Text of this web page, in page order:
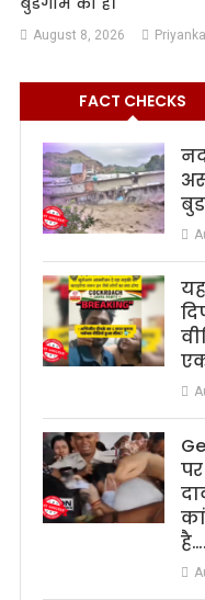
August 8, 2026
FACT CHECKS
है….